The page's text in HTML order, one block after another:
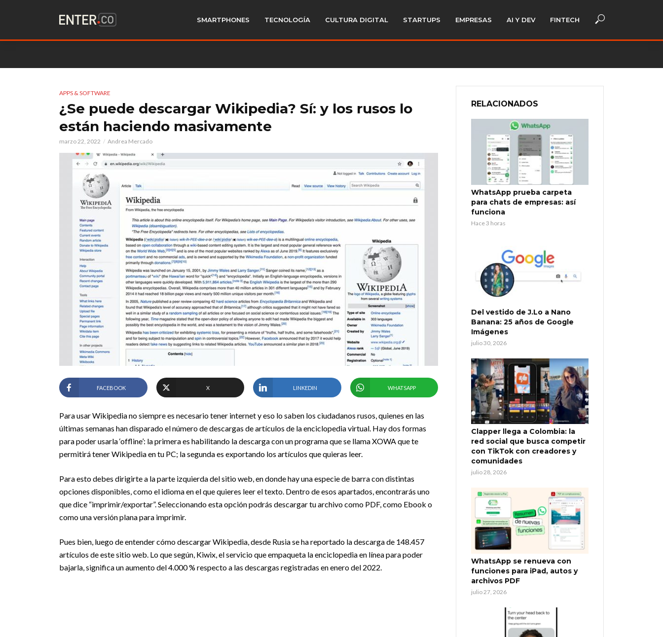
SMARTPHONES TECNOLOGÍA CULTURA DIGITAL STARTUPS EMPRESAS AI Y DEV FINTECH
APPS & SOFTWARE
¿Se puede descargar Wikipedia? Sí: y los rusos lo
están haciendo masivamente
marzo 22, 2022 Andrea Mercado
FACEBOOK X LINKEDIN WHATSAPP
Para usar Wikipedia no siempre es necesario tener internet y eso lo saben los ciudadanos rusos, quienes en las
últimas semanas han disparado el número de descargas de artículos de la enciclopedia virtual. Hay dos formas
para poder usarla ‘offline’: la primera es habilitando la descarga con un programa que se llama XOWA que te
permitirá tener Wikipedia en tu PC; la segunda es exportando los artículos que quieras leer.
Para esto debes dirigirte a la parte izquierda del sitio web, en donde hay una especie de barra con distintas
opciones disponibles, como el idioma en el que quieres leer el texto. Dentro de esos apartados, encontrarás uno
que dice “imprimir/exportar”. Seleccionando esta opción podrás descargar tu archivo como PDF, como Ebook o
como una versión plana para imprimir.
Pues bien, luego de entender cómo descargar Wikipedia, desde Rusia se ha reportado la descarga de 148.457
artículos de este sitio web. Lo que según, Kiwix, el servicio que empaqueta la enciclopedia en línea para poder
bajarla, significa un aumento del 4.000 % respecto a las descargas registradas en enero del 2022.
RELACIONADOS
WhatsApp prueba carpeta
para chats de empresas: así
funciona
Hace 3 horas
Del vestido de J.Lo a Nano
Banana: 25 años de Google
Imágenes
julio 30, 2026
Clapper llega a Colombia: la
red social que busca competir
con TikTok con creadores y
comunidades
julio 28, 2026
WhatsApp se renueva con
funciones para iPad, autos y
archivos PDF
julio 27, 2026